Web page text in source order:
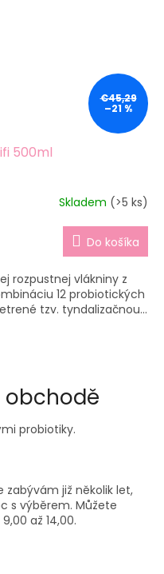
€45,29
–21 %
500ml
Skladem (>5 ks)
Do košíka
rozpustnej vlákniny z
12 probiotických
tzv. tyndalizačnou...
obchodě
probiotiky.
zabývám již několik let,
s výběrem. Můžete
až 14,00.